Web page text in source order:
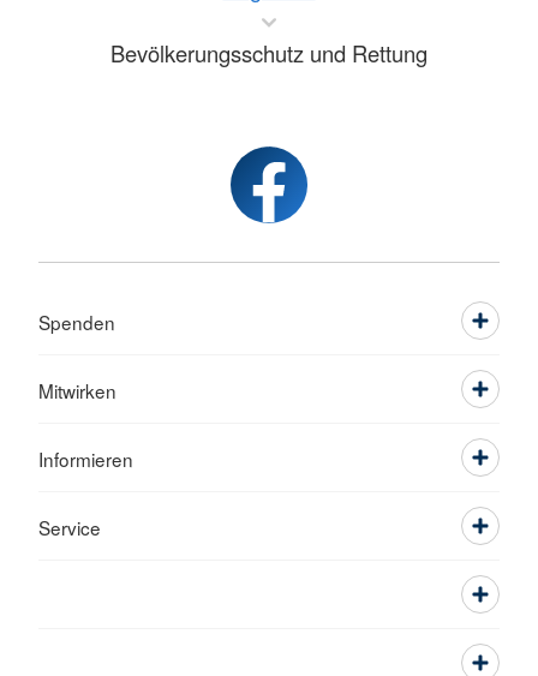
Bevölkerungsschutz und Rettung
Spenden
Mitwirken
Informieren
Service